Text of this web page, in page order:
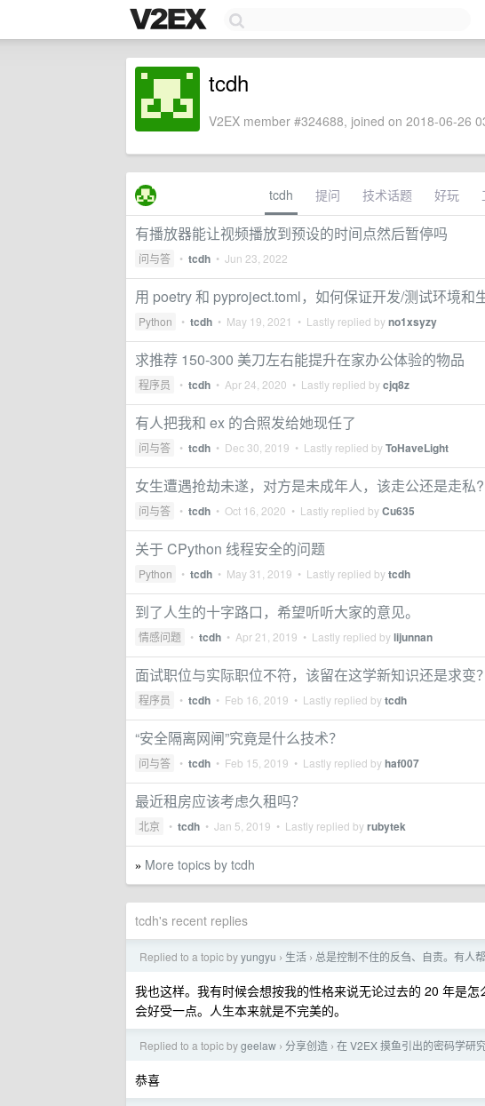
tcdh
V2EX member #324688, joined on 2018-06-26
tcdh 提问 技术话题 好玩
有播放器能让视频播放到预设的时间点然后暂停吗
问与答 • tcdh • Jun 23, 2022
用 poetry 和 pyproject.toml，如何保证开发/测试环境和
Python • tcdh • May 19, 2021 • Lastly replied byno1xsyzy
求推荐 150-300 美刀左右能提升在家办公体验的物品
程序员 • tcdh • Apr 24, 2020 • Lastly replied bycjq8z
有人把我和 ex 的合照发给她现任了
问与答 • tcdh • Dec 30, 2019 • Lastly replied byToHaveLight
女生遭遇抢劫未遂，对方是未成年人，该走公还是走私?
问与答 • tcdh • Oct 16, 2020 • Lastly replied byCu635
关于 CPython 线程安全的问题
Python • tcdh • May 31, 2019 • Lastly replied bytcdh
到了人生的十字路口，希望听听大家的意见。
情感问题 • tcdh • Apr 21, 2019 • Lastly replied bylijunnan
面试职位与实际职位不符，该留在这学新知识还是求变？
程序员 • tcdh • Feb 16, 2019 • Lastly replied bytcdh
“安全隔离网闸”究竟是什么技术？
问与答 • tcdh • Feb 15, 2019 • Lastly replied byhaf007
最近租房应该考虑久租吗？
北京 • tcdh • Jan 5, 2019 • Lastly replied byrubytek
» More topics by tcdh
tcdh's recent replies
Replied to a topic byyungyu › 生活 › 总是控制不住的反刍、自责。有人
我也这样。我有时候会想按我的性格来说无论过去的 20 年是
会好受一点。人生本来就是不完美的。
Replied to a topic bygeelaw › 分享创造 › 在 V2EX 摸鱼引出的密码学研
恭喜